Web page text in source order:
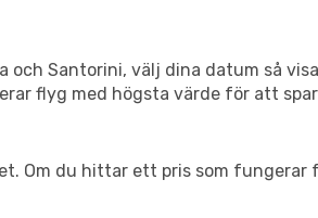
Santorini, välj dina datum så
flyg med högsta värde för att
Om du hittar ett pris som